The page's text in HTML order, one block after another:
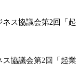
ス協議会第2回「起業